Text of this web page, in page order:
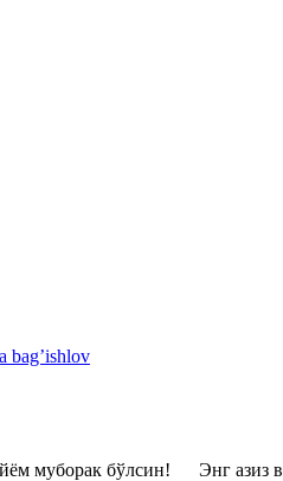
bag’ishlov
муборак бўлсин! Энг азиз